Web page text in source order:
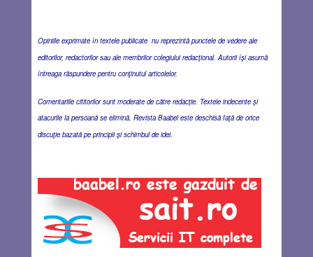
Opiniile exprimate în textele publicate nu reprezintă punctele de vedere ale
editorilor, redactorilor sau ale membrilor colegiului redacţional. Autorii îşi asumă
întreaga răspundere pentru conţinutul articolelor.
Comentariile cititorilor sunt moderate de către redacţie. Textele indecente şi
atacurile la persoană se elimină. Revista Baabel este deschisă faţă de orice
discuţie bazată pe principii şi schimbul de idei.